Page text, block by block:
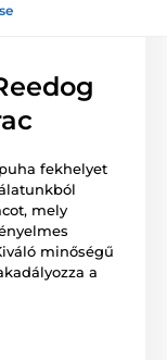
fekhelyet
mely
minőségű
a